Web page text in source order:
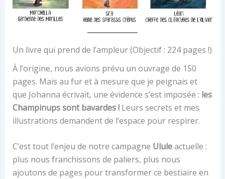
Un livre qui prend de l’ampleur (Objectif : 224 pages !)
À l’origine, nous avions prévu un ouvrage de 150
pages. Mais au fur et à mesure que je peignais et
que Johanna écrivait, une évidence s’est imposée : les
Champinups sont bavardes !Leurs secrets et mes
illustrations demandent de l’espace pour respirer.
C’est tout l’enjeu de notre campagne Ululeactuelle :
plus nous franchissons de paliers, plus nous
ajoutons de pages pour transformer ce bestiaire en